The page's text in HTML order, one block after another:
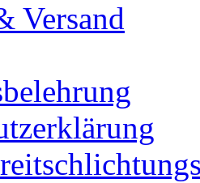
Versand